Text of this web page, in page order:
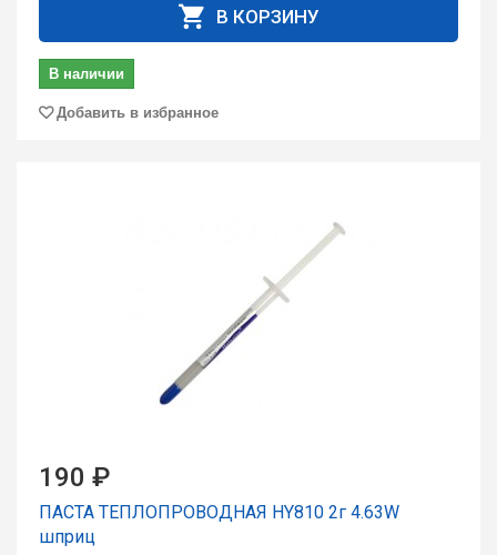
В КОРЗИНУ
В наличии
Добавить в избранное
190 ₽
ПАСТА ТЕПЛОПРОВОДНАЯ HY810 2г 4.63W
шпpиц